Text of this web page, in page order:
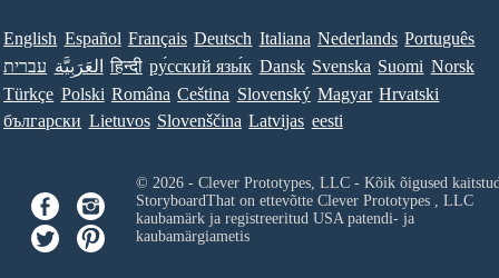
English Español Français Deutsch Italiana Nederlands Português
עברית العَرَبِيَّة हिन्दी ру́сский язы́к Dansk Svenska Suomi Norsk
Türkçe Polski Româna Ceština Slovenský Magyar Hrvatski
български Lietuvos Slovenščina Latvijas eesti
© 2026 - Clever Prototypes, LLC - Kõik õigused
StoryboardThat on ettevõtte Clever Prototypes , LLC
kaubamärk ja registreeritud USA patendi- ja
kaubamärgiametis